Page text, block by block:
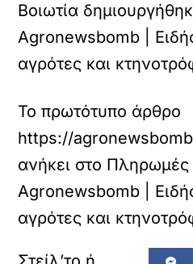
Βοιωτία
Agronewsbomb |
αγρότες και
Το πρωτότυπο άρθρο
https://
ανήκει στο Πληρωμές
Agronewsbomb |
αγρότες και